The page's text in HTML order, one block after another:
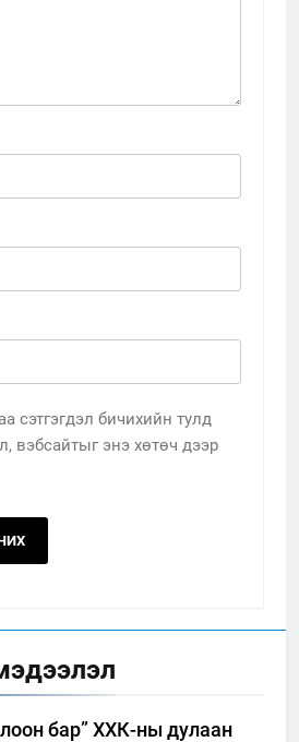
сэтгэгдэл бичихийн тулд
вэбсайтыг энэ хөтөч дээр
бар” ХХК-ны дулаан